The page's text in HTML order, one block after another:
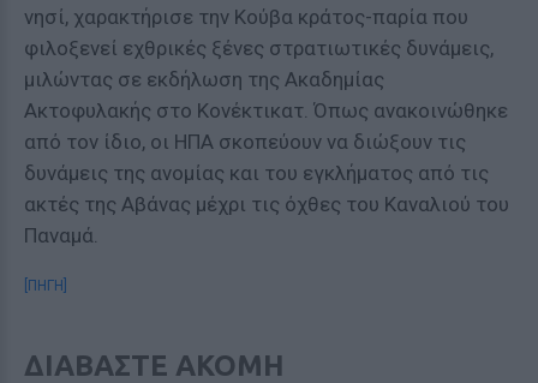
νησί, χαρακτήρισε την Κούβα κράτος-παρία που
φιλοξενεί εχθρικές ξένες στρατιωτικές δυνάμεις,
μιλώντας σε εκδήλωση της Ακαδημίας
Ακτοφυλακής στο Κονέκτικατ. Όπως ανακοινώθηκε
από τον ίδιο, οι ΗΠΑ σκοπεύουν να διώξουν τις
δυνάμεις της ανομίας και του εγκλήματος από τις
ακτές της Αβάνας μέχρι τις όχθες του Καναλιού του
Παναμά.
[ΠΗΓΗ]
ΔΙΑΒΑΣΤΕ ΑΚΟΜΗ